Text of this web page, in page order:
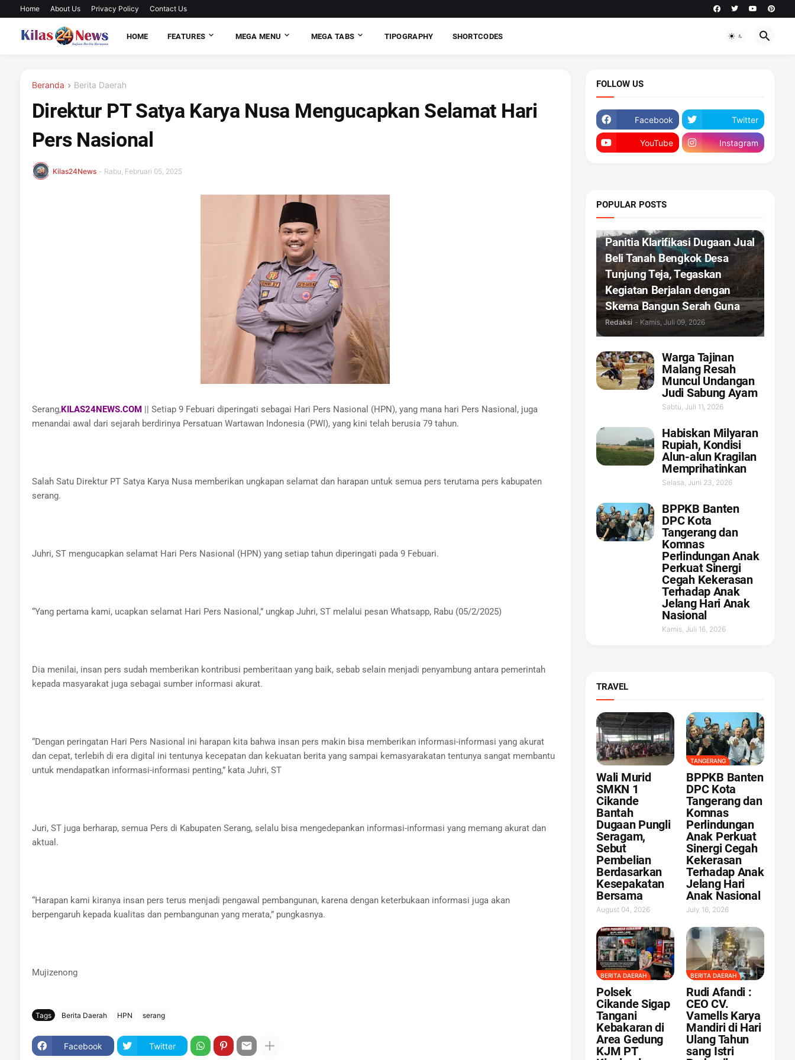
Home About Us Privacy Policy Contact Us
HOME FEATURES MEGA MENU MEGA TABS TIPOGRAPHY SHORTCODES
Beranda Berita Daerah
Direktur PT Satya Karya Nusa Mengucapkan Selamat Hari
Pers Nasional
Kilas24News - Rabu, Februari 05, 2025
Serang,KILAS24NEWS.COM || Setiap 9 Febuari diperingati sebagai Hari Pers Nasional (HPN), yang mana hari Pers Nasional, juga
menandai awal dari sejarah berdirinya Persatuan Wartawan Indonesia (PWI), yang kini telah berusia 79 tahun.
Salah Satu Direktur PT Satya Karya Nusa memberikan ungkapan selamat dan harapan untuk semua pers terutama pers kabupaten
serang.
Juhri, ST mengucapkan selamat Hari Pers Nasional (HPN) yang setiap tahun diperingati pada 9 Febuari.
“Yang pertama kami, ucapkan selamat Hari Pers Nasional,” ungkap Juhri, ST melalui pesan Whatsapp, Rabu (05/2/2025)
Dia menilai, insan pers sudah memberikan kontribusi pemberitaan yang baik, sebab selain menjadi penyambung antara pemerintah
kepada masyarakat juga sebagai sumber informasi akurat.
“Dengan peringatan Hari Pers Nasional ini harapan kita bahwa insan pers makin bisa memberikan informasi-informasi yang akurat
dan cepat, terlebih di era digital ini tentunya kecepatan dan kekuatan berita yang sampai kemasyarakatan tentunya sangat membantu
untuk mendapatkan informasi-informasi penting,” kata Juhri, ST
Juri, ST juga berharap, semua Pers di Kabupaten Serang, selalu bisa mengedepankan informasi-informasi yang memang akurat dan
aktual.
“Harapan kami kiranya insan pers terus menjadi pengawal pembangunan, karena dengan keterbukaan informasi juga akan
berpengaruh kepada kualitas dan pembangunan yang merata,” pungkasnya.
Mujizenong
Tags Berita Daerah HPN serang
Facebook Twitter
FOLLOW US
Facebook Twitter
YouTube Instagram
POPULAR POSTS
Panitia Klarifikasi Dugaan Jual
Beli Tanah Bengkok Desa
Tunjung Teja, Tegaskan
Kegiatan Berjalan dengan
Skema Bangun Serah Guna
Redaksi - Kamis, Juli 09, 2026
Warga Tajinan
Malang Resah
Muncul Undangan
Judi Sabung Ayam
Sabtu, Juli 11, 2026
Habiskan Milyaran
Rupiah, Kondisi
Alun-alun Kragilan
Memprihatinkan
Selasa, Juni 23, 2026
BPPKB Banten
DPC Kota
Tangerang dan
Komnas
Perlindungan Anak
Perkuat Sinergi
Cegah Kekerasan
Terhadap Anak
Jelang Hari Anak
Nasional
Kamis, Juli 16, 2026
TRAVEL
Wali Murid
SMKN 1
Cikande
Bantah
Dugaan Pungli
Seragam,
Sebut
Pembelian
Berdasarkan
Kesepakatan
Bersama
August 04, 2026
TANGERANG
BPPKB Banten
DPC Kota
Tangerang dan
Komnas
Perlindungan
Anak Perkuat
Sinergi Cegah
Kekerasan
Terhadap Anak
Jelang Hari
Anak Nasional
July 16, 2026
BERITA DAERAH
Polsek
Cikande Sigap
Tangani
Kebakaran di
Area Gedung
KJM PT
BERITA DAERAH
Rudi Afandi :
CEO CV.
Vamells Karya
Mandiri di Hari
Ulang Tahun
sang Istri